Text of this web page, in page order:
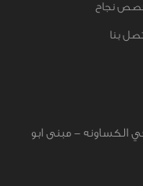
نجاح
بنا
الكساونه - مبنى ابو